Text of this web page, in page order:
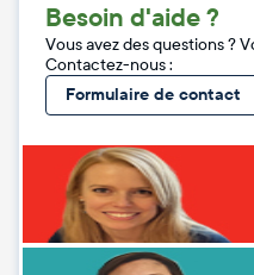
Besoin d'aide ?
Vous avez des questions ?
Contactez-nous :
Formulaire de contact